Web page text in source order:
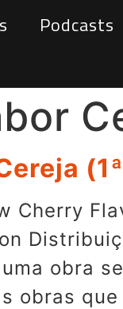
Podcasts
Cherry
obra
obras